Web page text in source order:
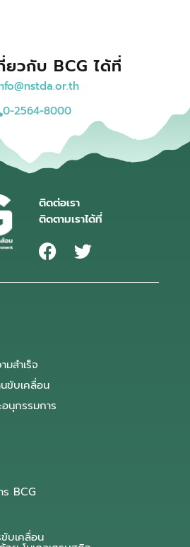
ยวกับ BCG ได้ที่
0-2564-8000
ติดต่อเรา
ติดตามเราได้ที่
มสำเร็จ
ขับเคลื่อน
นุกรรมการ
ร BCG
บเคลื่อน